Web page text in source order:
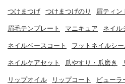
つけまつげ つけまつげのり 眉ティン
眉毛テンプレート マニキュア ネイル
ネイルベースコート フットネイルシ
ネイルケアセット 爪やすり・爪磨き
リップオイル リップコート ビューラ